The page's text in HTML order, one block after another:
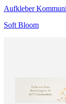
Aufkleber
Soft Bloom